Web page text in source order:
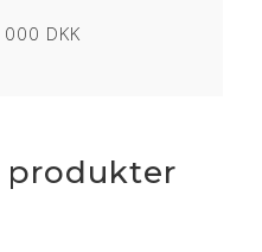
DKK
produkter